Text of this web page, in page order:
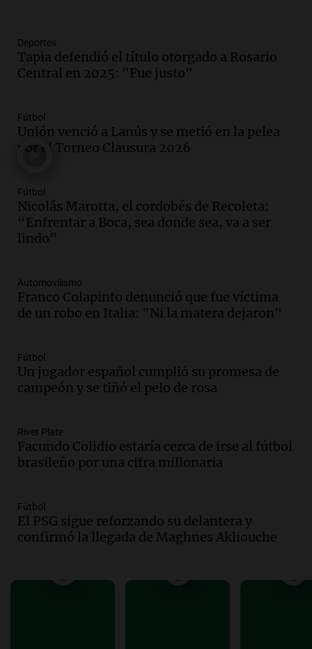
Argentina
Noticias
ciudad
Noticias
celebración de San Cayetano en Rosario
Noticias Rosario
Episodios
estatal: la SENAF asegura que se enteró
por los medios
Radioinforme 3
nueva tarifa del 2,3% activa desde el 9
de julio de 2026
Panorama Federal
Audio.
casi 1.500 llamados por fuertes vientos
de hasta 90 km/h
Audio.
La gestión de envases
fitosanitarios y su impacto en la
sustentabilidad agrícola en Argentina
Episodios
Deportes
Tapia defendió el título otorgado a Rosario
Central en 2025: "Fue justo"
Fútbol
Unión venció a Lanús y se metió en la pelea
por el Torneo Clausura 2026
Fútbol
Nicolás Marotta, el cordobés de Recoleta:
“Enfrentar a Boca, sea donde sea, va a ser
lindo”
Automovilismo
Franco Colapinto denunció que fue víctima
de un robo en Italia: "Ni la matera dejaron"
Fútbol
Un jugador español cumplió su promesa de
campeón y se tiñó el pelo de rosa
River Plate
Facundo Colidio estaría cerca de irse al fútbol
brasileño por una cifra millonaria
Fútbol
El PSG sigue reforzando su delantera y
confirmó la llegada de Maghnes Akliouche